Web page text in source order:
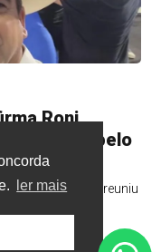
ler mais
Roni
à eleição pelo
deste sábado (1) reuniu